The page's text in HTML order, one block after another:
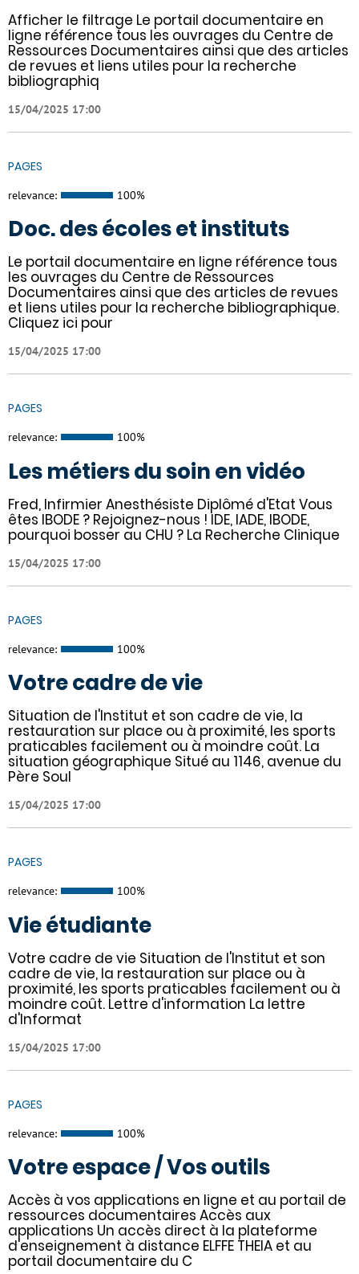
Afficher le filtrage Le portail documentaire en
ligne référence tous les ouvrages du Centre de
Ressources Documentaires ainsi que des articles
de revues et liens utiles pour la recherche
bibliographiq
15/04/2025 17:00
PAGES
relevance: 100%
Doc. des écoles et instituts
Le portail documentaire en ligne référence tous
les ouvrages du Centre de Ressources
Documentaires ainsi que des articles de revues
et liens utiles pour la recherche bibliographique.
Cliquez ici pour
15/04/2025 17:00
PAGES
relevance: 100%
Les métiers du soin en vidéo
Fred, Infirmier Anesthésiste Diplômé d'Etat Vous
êtes IBODE ? Rejoignez-nous ! IDE, IADE, IBODE,
pourquoi bosser au CHU ? La Recherche Clinique
15/04/2025 17:00
PAGES
relevance: 100%
Votre cadre de vie
Situation de l'Institut et son cadre de vie, la
restauration sur place ou à proximité, les sports
praticables facilement ou à moindre coût. La
situation géographique Situé au 1146, avenue du
Père Soul
15/04/2025 17:00
PAGES
relevance: 100%
Vie étudiante
Votre cadre de vie Situation de l'Institut et son
cadre de vie, la restauration sur place ou à
proximité, les sports praticables facilement ou à
moindre coût. Lettre d'information La lettre
d'Informat
15/04/2025 17:00
PAGES
relevance: 100%
Votre espace / Vos outils
Accès à vos applications en ligne et au portail de
ressources documentaires Accès aux
applications Un accès direct à la plateforme
d'enseignement à distance ELFFE THEIA et au
portail documentaire du C